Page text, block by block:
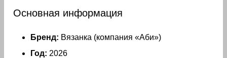
Основная информация
Бренд: Вязанка (компания «Аби»)
Год: 2026